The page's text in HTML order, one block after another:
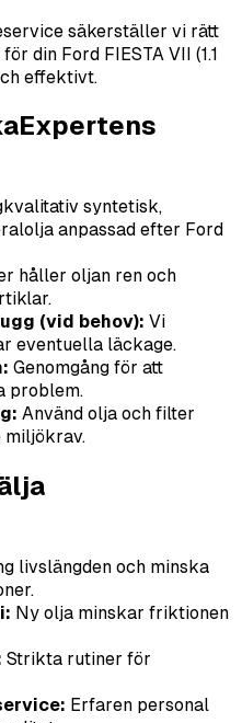
säkerställer vi rätt
din Ford FIESTA VII (1.1
effektivt.
syntetisk,
anpassad efter Ford
håller oljan ren och
(vid behov): Vi
eventuella läckage.
Genomgång för att
problem.
Använd olja och filter
miljökrav.
livslängden och minska
Ny olja minskar friktionen
Strikta rutiner för
Erfaren personal